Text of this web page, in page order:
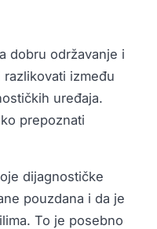
dobru održavanje i
između
uređaja.
prepoznati
dijagnostičke
pouzdana i da je
To je posebno